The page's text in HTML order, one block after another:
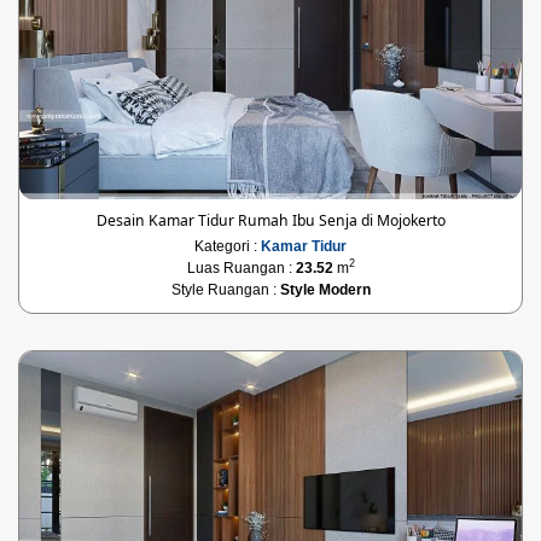
Desain Kamar Tidur Rumah Ibu Senja di Mojokerto
Kategori : Kamar Tidur
Luas Ruangan : 23.52m2
Style Ruangan : Style Modern